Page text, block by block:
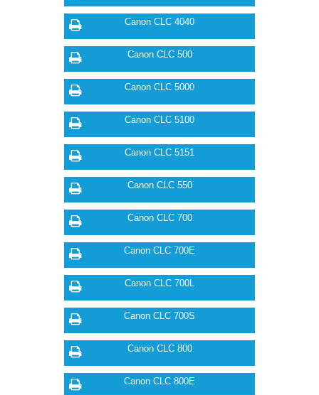
Canon CLC 4040
Canon CLC 500
Canon CLC 5000
Canon CLC 5100
Canon CLC 5151
Canon CLC 550
Canon CLC 700
Canon CLC 700E
Canon CLC 700L
Canon CLC 700S
Canon CLC 800
Canon CLC 800E